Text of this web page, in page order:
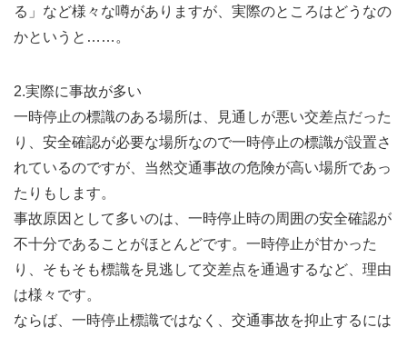
る」など様々な噂がありますが、実際のところはどうなの
かというと……。
2.実際に事故が多い
一時停止の標識のある場所は、見通しが悪い交差点だった
り、安全確認が必要な場所なので一時停止の標識が設置さ
れているのですが、当然交通事故の危険が高い場所であっ
たりもします。
事故原因として多いのは、一時停止時の周囲の安全確認が
不十分であることがほとんどです。一時停止が甘かった
り、そもそも標識を見逃して交差点を通過するなど、理由
は様々です。
ならば、一時停止標識ではなく、交通事故を抑止するには